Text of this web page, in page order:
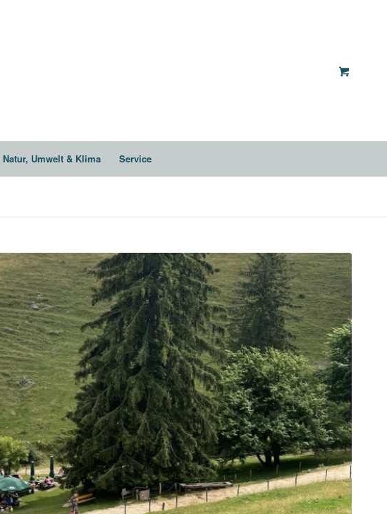
Natur, Umwelt & Klima Service